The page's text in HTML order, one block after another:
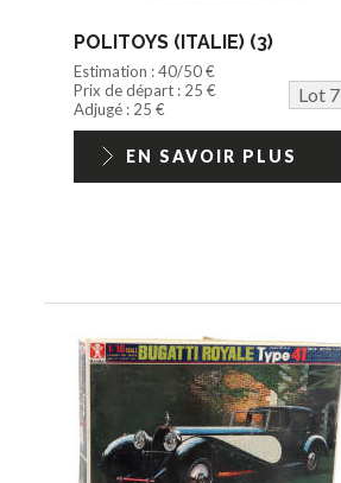
POLITOYS (ITALIE) (3)
Estimation : 40/50 €
Prix de départ : 25 €
Lot 7
Adjugé : 25 €
EN SAVOIR PLUS